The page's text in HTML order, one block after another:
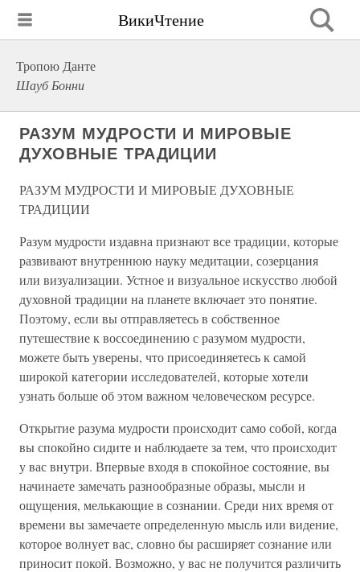
ВикиЧтение
Тропою Данте
Шауб Бонни
РАЗУМ МУДРОСТИ И МИРОВЫЕ
ДУХОВНЫЕ ТРАДИЦИИ
РАЗУМ МУДРОСТИ И МИРОВЫЕ ДУХОВНЫЕ
ТРАДИЦИИ
Разум мудрости издавна признают все традиции, которые
развивают внутреннюю науку медитации, созерцания
или визуализации. Устное и визуальное искусство любой
духовной традиции на планете включает это понятие.
Поэтому, если вы отправляетесь в собственное
путешествие к воссоединению с разумом мудрости,
можете быть уверены, что присоединяетесь к самой
широкой категории исследователей, которые хотели
узнать больше об этом важном человеческом ресурсе.
Открытие разума мудрости происходит само собой, когда
вы спокойно сидите и наблюдаете за тем, что происходит
у вас внутри. Впервые входя в спокойное состояние, вы
начинаете замечать разнообразные образы, мысли и
ощущения, мелькающие в сознании. Среди них время от
времени вы замечаете определенную мысль или видение,
которое волнует вас, словно бы расширяет сознание или
приносит покой. Возможно, у вас не получится различить